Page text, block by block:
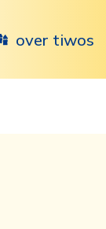
over tiwos